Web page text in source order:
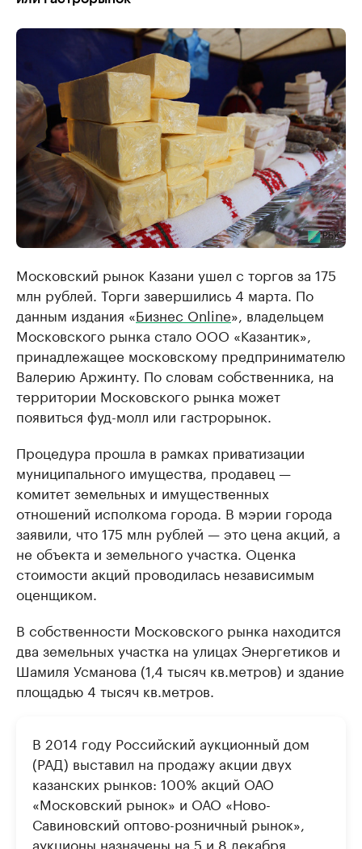
Московский рынок Казани ушел с торгов за 175
млн рублей. Торги завершились 4 марта. По
данным издания «Бизнес Online», владельцем
Московского рынка стало ООО «Казантик»,
принадлежащее московскому предпринимателю
Валерию Аржинту. По словам собственника, на
территории Московского рынка может
появиться фуд-молл или гастрорынок.
Процедура прошла в рамках приватизации
муниципального имущества, продавец —
комитет земельных и имущественных
отношений исполкома города. В мэрии города
заявили, что 175 млн рублей — это цена акций, а
не объекта и земельного участка. Оценка
стоимости акций проводилась независимым
оценщиком.
В собственности Московского рынка находится
два земельных участка на улицах Энергетиков и
Шамиля Усманова (1,4 тысяч кв.метров) и здание
площадью 4 тысяч кв.метров.
В 2014 году Российский аукционный дом
(РАД) выставил на продажу акции двух
казанских рынков: 100% акций ОАО
«Московский рынок» и ОАО «Ново-
Савиновский оптово-розничный рынок»,
аукционы назначены на 5 и 8 декабря